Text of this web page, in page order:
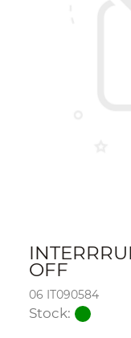
OFF
06 IT090584
Stock: